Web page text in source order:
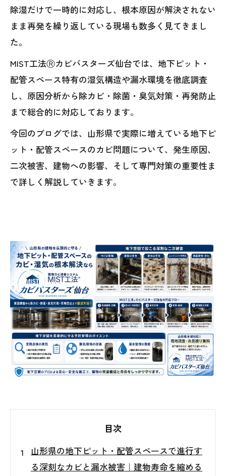
除湿だけで一時的に対応し、根本原因が解決されない
まま再発を繰り返している現場も数多く見てきまし
た。
MIST工法Ⓡカビバスターズ仙台では、地下ピット・
配管スペース特有の湿気構造や漏水環境を徹底調査
し、原因分析から除カビ・除菌・臭気対策・再発防止
まで総合的に対応しております。
今回のブログでは、山形県で実際に増えている地下ピ
ット・配管スペースのカビ問題について、発生原因、
二次被害、建物への影響、そして専門対策の重要性ま
で詳しく解説していきます。
目次
山形県の地下ピット・配管スペースで進行す
る深刻なカビと漏水被害｜建物寿命を縮める